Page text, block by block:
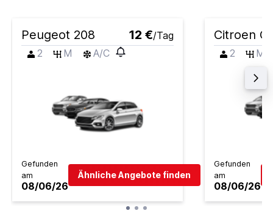
Peugeot 208 12 €/Tag
2
M A/C
Gefunden
am
08/06/26
Ähnliche Angebote finden
Citroen
2 M
Gefunden
am
08/06/26